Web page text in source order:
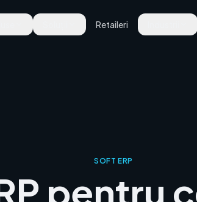
Retaileri
SOFT ERP
pentru